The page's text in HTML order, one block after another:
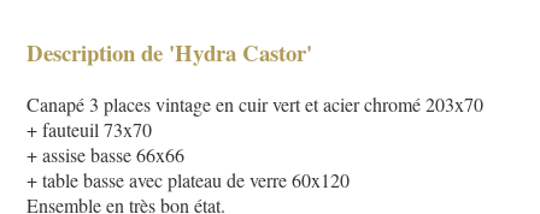
Description de 'Hydra Castor'
Canapé 3 places vintage en cuir vert et acier chromé 203x70
+ fauteuil 73x70
+ assise basse 66x66
+ table basse avec plateau de verre 60x120
Ensemble en très bon état.